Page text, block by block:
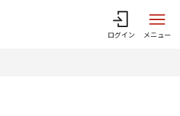
ログイン メニュー